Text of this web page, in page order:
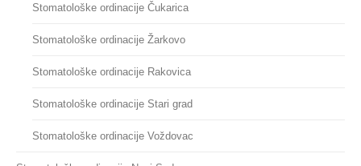
Stomatološke ordinacije Čukarica
Stomatološke ordinacije Žarkovo
Stomatološke ordinacije Rakovica
Stomatološke ordinacije Stari grad
Stomatološke ordinacije Voždovac